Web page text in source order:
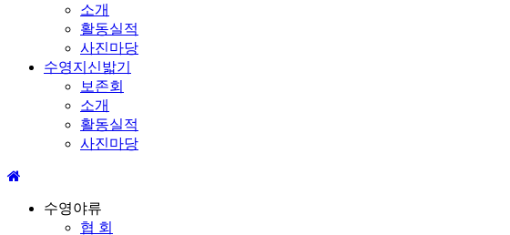
소개
활동실적
사진마당
수영지신밟기
보존회
소개
활동실적
사진마당
수영야류
협 회